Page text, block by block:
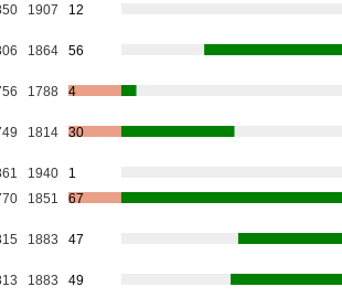
1907 12
1864 56
1788 4
1814 30
1940
1
1851 67
1883 47
1883 49